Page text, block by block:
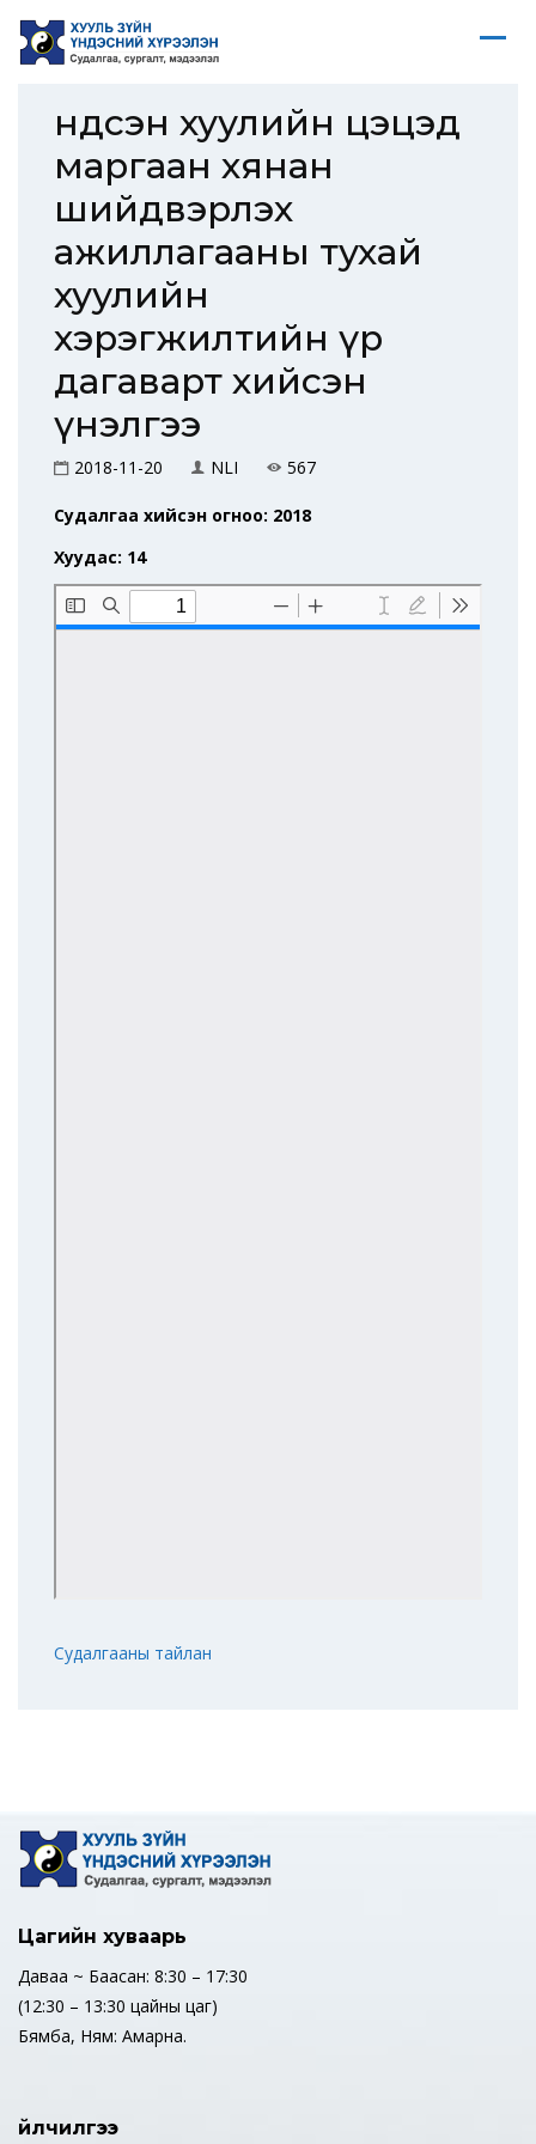
Үндсэн хуулийн цэцэд
маргаан хянан
шийдвэрлэх
ажиллагааны тухай
хуулийн
хэрэгжилтийн үр
дагаварт хийсэн
үнэлгээ
2018-11-20 NLI 567
Судалгаа хийсэн огноо: 2018
Хуудас: 14
Судалгааны тайлан
Цагийн хуваарь
Даваа ~ Баасан: 8:30 – 17:30
(12:30 – 13:30 цайны цаг)
Бямба, Ням: Амарна.
Үйлчилгээ